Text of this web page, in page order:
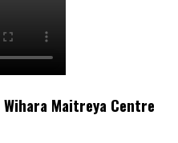
Maitreya Centre